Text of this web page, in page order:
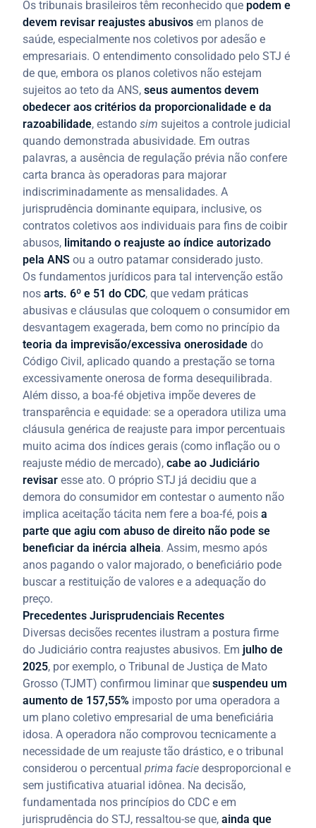
Os tribunais brasileiros têm reconhecido que podem e
devem revisar reajustes abusivos em planos de
saúde, especialmente nos coletivos por adesão e
empresariais. O entendimento consolidado pelo STJ é
de que, embora os planos coletivos não estejam
sujeitos ao teto da ANS,seus aumentos devem
obedecer aos critérios da proporcionalidade e da
razoabilidade, estandosim sujeitos a controle judicial
quando demonstrada abusividade. Em outras
palavras, a ausência de regulação prévia não confere
carta branca às operadoras para majorar
indiscriminadamente as mensalidades. A
jurisprudência dominante equipara, inclusive, os
contratos coletivos aos individuais para fins de coibir
abusos, limitando o reajuste ao índice autorizado
pela ANS ou a outro patamar considerado justo.
Os fundamentos jurídicos para tal intervenção estão
nosarts. 6º e 51 do CDC, que vedam práticas
abusivas e cláusulas que coloquem o consumidor em
desvantagem exagerada, bem como no princípio da
teoria da imprevisão/excessiva onerosidade do
Código Civil, aplicado quando a prestação se torna
excessivamente onerosa de forma desequilibrada.
Além disso, a boa-fé objetiva impõe deveres de
transparência e equidade: se a operadora utiliza uma
cláusula genérica de reajuste para impor percentuais
muito acima dos índices gerais (como inflação ou o
reajuste médio de mercado),cabe ao Judiciário
revisar esse ato. O próprio STJ já decidiu que a
demora do consumidor em contestar o aumento não
implica aceitação tácita nem fere a boa-fé, poisa
parte que agiu com abuso de direito não pode se
beneficiar da inércia alheia. Assim, mesmo após
anos pagando o valor majorado, o beneficiário pode
buscar a restituição de valores e a adequação do
preço.
Precedentes Jurisprudenciais Recentes
Diversas decisões recentes ilustram a postura firme
do Judiciário contra reajustes abusivos. Em julho de
2025, por exemplo, o Tribunal de Justiça de Mato
Grosso (TJMT) confirmou liminar quesuspendeu um
aumento de 157,55% imposto por uma operadora a
um plano coletivo empresarial de uma beneficiária
idosa. A operadora não comprovou tecnicamente a
necessidade de um reajuste tão drástico, e o tribunal
considerou o percentualprima facie desproporcional e
sem justificativa atuarial idônea. Na decisão,
fundamentada nos princípios do CDC e em
jurisprudência do STJ, ressaltou-se que,ainda que